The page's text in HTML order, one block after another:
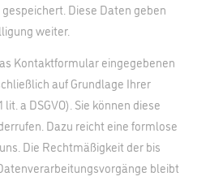
Diese Daten geben
weiter.
Kontaktformular eingegebenen
auf Grundlage Ihrer
a DSGVO). Sie können diese
Dazu reicht eine formlose
Die Rechtmäßigkeit der bis
bleibt